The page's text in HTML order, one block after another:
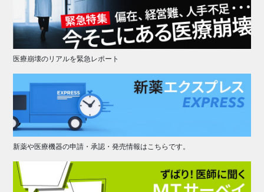
医療崩壊のリアルを緊急レポート
新薬や医療機器の申請・承認・発売情報はこちらです。